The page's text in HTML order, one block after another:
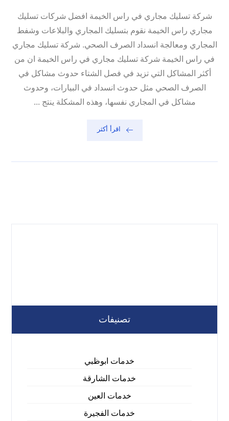
شركة تسليك مجاري في راس الخيمة افضل شركات تسليك
مجاري راس الخيمة نقوم بتسليك المجاري والبلاعات وشفط
المجاري ومعالجة انسداد الصرف الصحي. شركة تسليك مجاري
في راس الخيمة شركة تسليك مجاري في راس الخيمة ان من
أكثر المشاكل التي تزيد في فصل الشتاء حدوث مشاكل في
الصرف الصحي مثل حدوث انسداد في البيارات، وحدوث
مشاكل في المجاري نفسها، وهذه المشكلة ينتج ...
اقرأ أكثر
تصنيفات
خدمات ابوظبي
خدمات الشارقة
خدمات العين
خدمات الفجيرة